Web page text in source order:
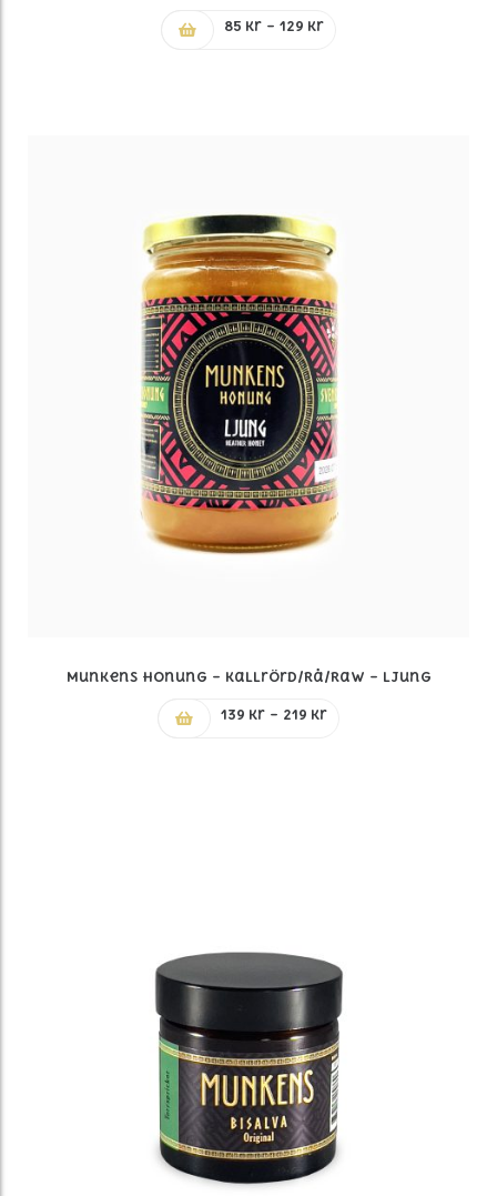
85 kr – 129 krPrisintervall:
Munkens Honung – Kallrörd/Rå/Raw – Ljung
139 kr – 219 krPrisintervall: